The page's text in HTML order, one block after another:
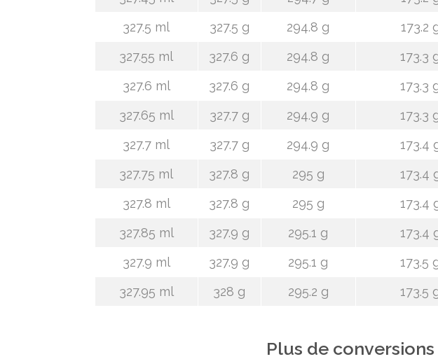
327.5 ml
327.5 g 294.8 g 173.2
327.55 ml
327.6 g 294.8 g 173.3
327.6 ml
327.6 g 294.8 g 173.3
327.65 ml
327.7 g 294.9 g 173.3
327.7 ml
327.7 g 294.9 g 173.4
327.75 ml
327.8 g 295 g 173.4
327.8 ml
327.8 g 295 g 173.4
327.85 ml
327.9 g 295.1 g 173.4
327.9 ml
327.9 g 295.1 g 173.5
327.95 ml
328 g 295.2 g 173.5
Plus de conversions